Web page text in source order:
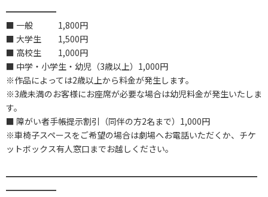
━━━━━━
■ 一般 1,800円
■ 大学生 1,500円
■ 高校生 1,000円
■ 中学・小学生・幼児（3歳以上）1,000円
※作品によっては2歳以上から料金が発生します。
※3歳未満のお客様にお座席が必要な場合は幼児料金が発生いたしま
す。
■ 障がい者手帳提示割引（同伴の方2名まで）1,000円
※車椅子スペースをご希望の場合は劇場へお電話いただくか、チケ
ットボックス有人窓口までお越しください。
━━━━━━━━━━━━━━━━━━━━━━━━━━━━━━
━━━━━━